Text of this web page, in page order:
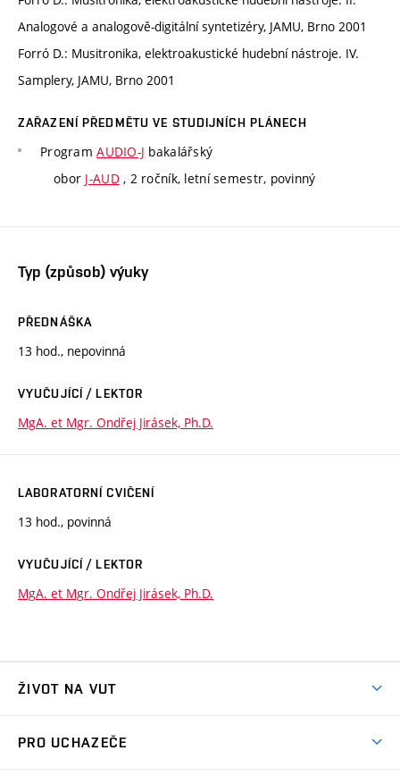
Analogové a analogově-digitální syntetizéry, JAMU, Brno 2001
Forró D.: Musitronika, elektroakustické hudební nástroje. IV.
Samplery, JAMU, Brno 2001
ZAŘAZENÍ PŘEDMĚTU VE STUDIJNÍCH PLÁNECH
ProgramAUDIO-J bakalářský
obor J-AUD, 2 ročník, letní semestr, povinný
Typ (způsob) výuky
PŘEDNÁŠKA
13 hod., nepovinná
VYUČUJÍCÍ / LEKTOR
MgA. et Mgr. Ondřej Jirásek, Ph.D.
LABORATORNÍ CVIČENÍ
13 hod., povinná
VYUČUJÍCÍ / LEKTOR
MgA. et Mgr. Ondřej Jirásek, Ph.D.
ŽIVOT NA VUT
PRO UCHAZEČE